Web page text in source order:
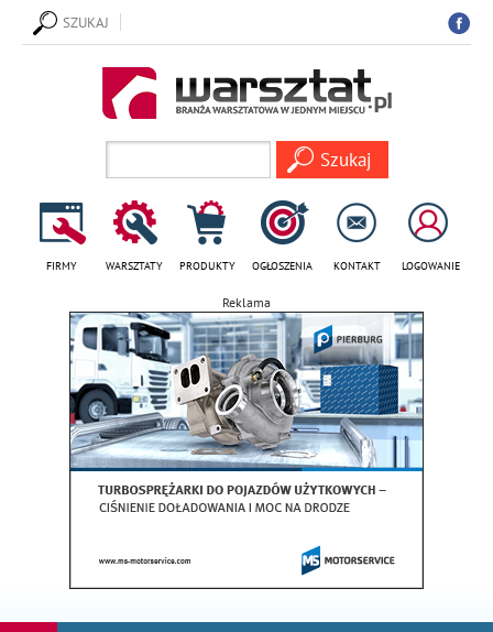
SZUKAJ
FIRMY WARSZTATY PRODUKTY OGŁOSZENIA KONTAKT LOGOWANIE
Reklama